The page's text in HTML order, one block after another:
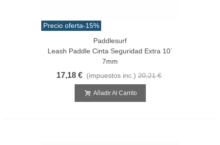
Precio oferta-15%
Paddlesurf
Leash Paddle Cinta Seguridad Extra 10`
7mm
17,18 € (impuestos inc.) 20,21 €
Añadir Al Carrito